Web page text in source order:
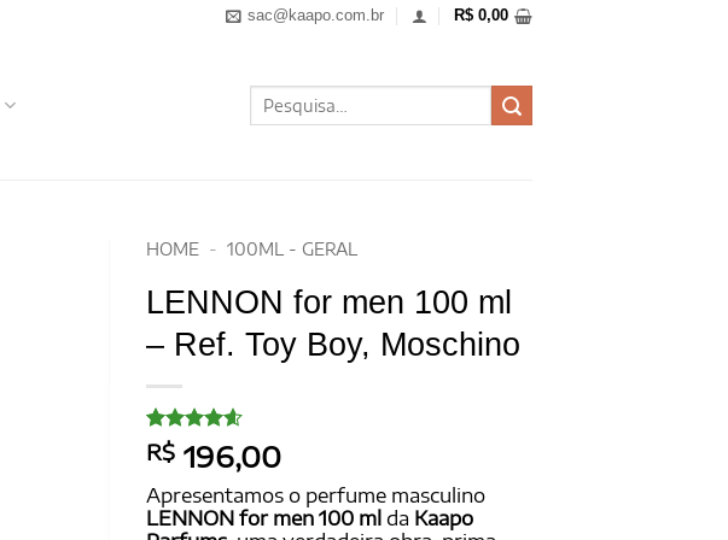
sac@kaapo.com.br R$ 0,00
Pesquisar
por:
HOME - 100ML - GERAL
LENNON for men 100 ml
– Ref. Toy Boy, Moschino
Avaliado
como4.6
de 5, com
baseado
em
15
R$ 196,00
Apresentamos o perfume masculino
LENNON for men 100 ml da Kaapo